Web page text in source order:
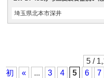
埼玉県北本市深井
5 /
初
« ... 3 4 5 6 7